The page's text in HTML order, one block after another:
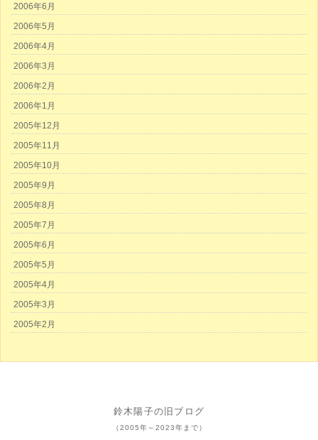
2006年6月
2006年5月
2006年4月
2006年3月
2006年2月
2006年1月
2005年12月
2005年11月
2005年10月
2005年9月
2005年8月
2005年7月
2005年6月
2005年5月
2005年4月
2005年3月
2005年2月
鈴木陽子の旧ブログ
（2005年～2023年まで）